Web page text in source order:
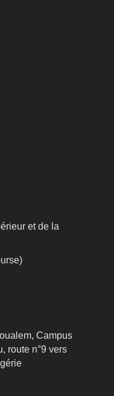
et de la
Campus
route n°9 vers